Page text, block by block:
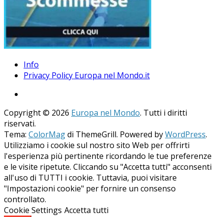
Info
Privacy Policy Europa nel Mondo.it
Copyright © 2026 Europa nel Mondo. Tutti i diritti
riservati.
Tema: ColorMagdi ThemeGrill. Powered byWordPress.
Utilizziamo i cookie sul nostro sito Web per offrirti
l'esperienza più pertinente ricordando le tue preferenze
e le visite ripetute. Cliccando su "Accetta tutti" acconsenti
all'uso di TUTTI i cookie. Tuttavia, puoi visitare
"Impostazioni cookie" per fornire un consenso
controllato.
Cookie Settings Accetta tutti